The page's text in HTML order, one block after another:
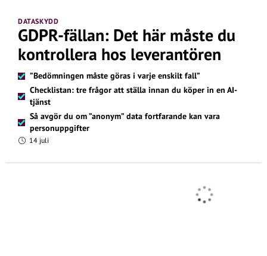
DATASKYDD
GDPR-fällan: Det här måste du
kontrollera hos leverantören
”Bedömningen måste göras i varje enskilt fall”
Checklistan: tre frågor att ställa innan du köper in en AI-
tjänst
Så avgör du om ”anonym” data fortfarande kan vara
personuppgifter
14 juli